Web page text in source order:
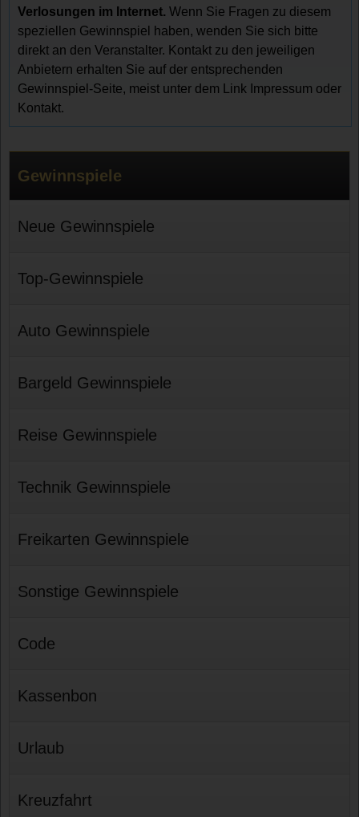
Verlosungen im Internet. Wenn Sie Fragen zu diesem
speziellen Gewinnspiel haben, wenden Sie sich bitte
direkt an den Veranstalter. Kontakt zu den jeweiligen
Anbietern erhalten Sie auf der entsprechenden
Gewinnspiel-Seite, meist unter dem Link Impressum oder
Kontakt.
Gewinnspiele
Neue Gewinnspiele
Top-Gewinnspiele
Auto Gewinnspiele
Bargeld Gewinnspiele
Reise Gewinnspiele
Technik Gewinnspiele
Freikarten Gewinnspiele
Sonstige Gewinnspiele
Code
Kassenbon
Urlaub
Kreuzfahrt